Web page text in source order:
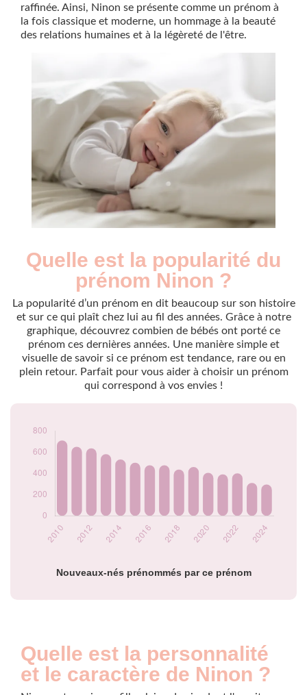
raffinée. Ainsi, Ninon se présente comme un prénom à
la fois classique et moderne, un hommage à la beauté
des relations humaines et à la légèreté de l'être.
Quelle est la popularité du
prénom Ninon ?
La popularité d’un prénom en dit beaucoup sur son histoire
et sur ce qui plaît chez lui au fil des années. Grâce à notre
graphique, découvrez combien de bébés ont porté ce
prénom ces dernières années. Une manière simple et
visuelle de savoir si ce prénom est tendance, rare ou en
plein retour. Parfait pour vous aider à choisir un prénom
qui correspond à vos envies !
Nouveaux-nés prénommés par ce prénom
Popularité du
Année
Nouveaux-
nés
2010
710
2011
650
2012
635
2013
580
2014
530
2015
500
2019
2020
2023
295
Quelle est la personnalité
et le caractère de Ninon ?